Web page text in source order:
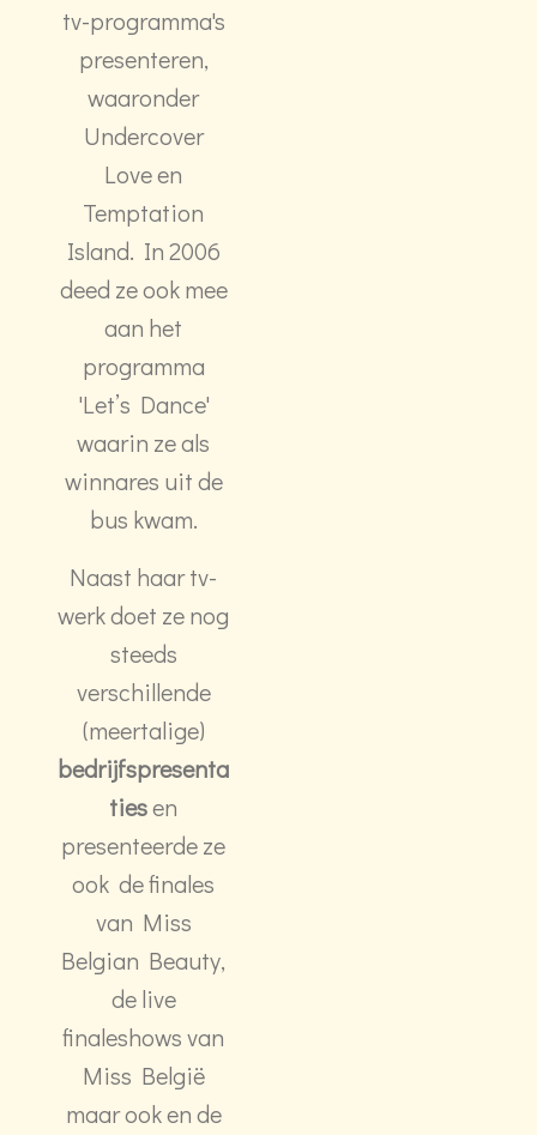
tv-programma's
presenteren,
waaronder
Undercover
Love en
Temptation
Island. In 2006
deed ze ook mee
aan het
programma
'Let’s Dance'
waarin ze als
winnares uit de
bus kwam.
Naast haar tv-
werk doet ze nog
steeds
verschillende
(meertalige)
bedrijfspresenta
tiesen
presenteerde ze
ook de finales
van Miss
Belgian Beauty,
de live
finaleshows van
Miss België
maar ook en de